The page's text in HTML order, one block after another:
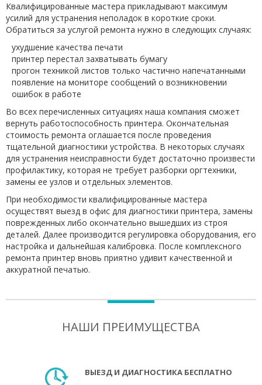
Квалифицированные мастера прикладывают максимум
усилий для устранения неполадок в короткие сроки.
Обратиться за услугой ремонта нужно в следующих случаях:
ухудшение качества печати
принтер перестал захватывать бумагу
прогон техникой листов только частично напечатанными
появление на мониторе сообщений о возникновении
ошибок в работе
Во всех перечисленных ситуациях наша компания сможет
вернуть работоспособность принтера. Окончательная
стоимость ремонта оглашается после проведения
тщательной диагностики устройства. В некоторых случаях
для устранения неисправности будет достаточно произвести
профилактику, которая не требует разборки оргтехники,
замены ее узлов и отдельных элементов.
При необходимости квалифицированные мастера
осуществят выезд в офис для диагностики принтера, замены
поврежденных либо окончательно вышедших из строя
деталей. Далее производится регулировка оборудования, его
настройка и дальнейшая калибровка. После комплексного
ремонта принтер вновь приятно удивит качественной и
аккуратной печатью.
НАШИ ПРЕИМУЩЕСТВА
ВЫЕЗД И ДИАГНОСТИКА БЕСПЛАТНО